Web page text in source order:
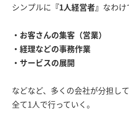
シンプルに 『1人経営者』 なわけ
・お客さんの集客（営業）
・経理などの事務作業
・サービスの展開
などなど、多くの会社が分担し
全て1人で行っていく。